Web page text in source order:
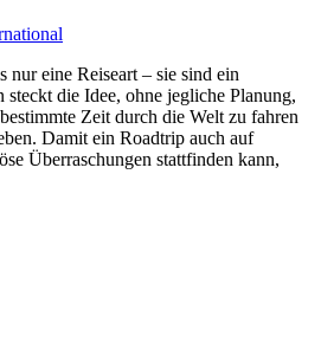
nur eine Reiseart – sie sind ein
die Idee, ohne jegliche Planung,
Zeit durch die Welt zu fahren
Damit ein Roadtrip auch auf
Überraschungen stattfinden kann,